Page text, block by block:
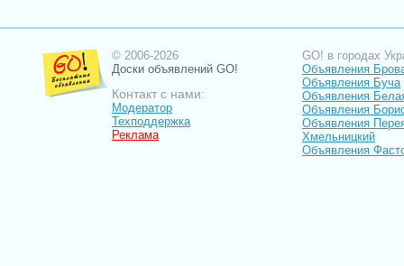
© 2006-2026
Доски объявлений GO!
Контакт с нами:
Модератор
Техподдержка
Реклама
GO! в городах
Объявления
Объявления Буча
Объявления
Объявления
Объявления
Хмельницкий
Объявления